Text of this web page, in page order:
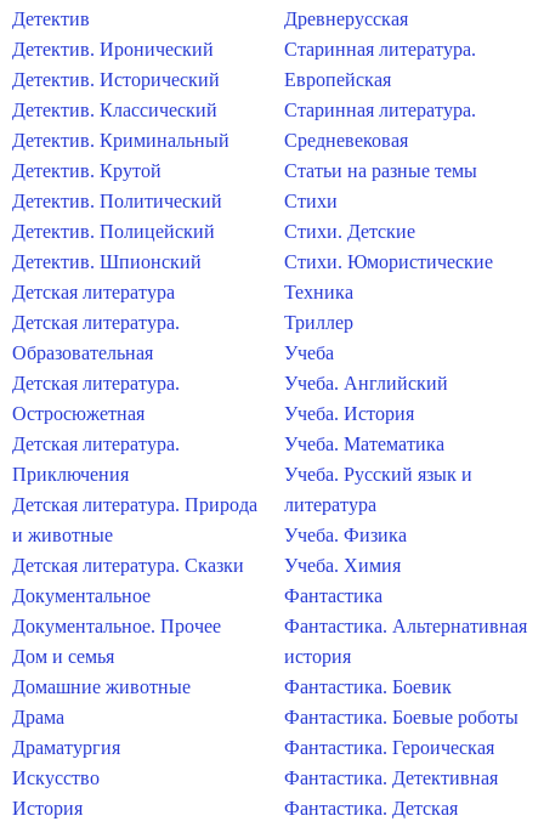
Детектив
Детектив. Иронический
Детектив. Исторический
Детектив. Классический
Детектив. Криминальный
Детектив. Крутой
Детектив. Политический
Детектив. Полицейский
Детектив. Шпионский
Детская литература
Детская литература.
Образовательная
Детская литература.
Остросюжетная
Детская литература.
Приключения
Детская литература. Природа
и животные
Детская литература. Сказки
Документальное
Документальное. Прочее
Дом и семья
Домашние животные
Драма
Драматургия
Искусство
История
Древнерусская
Старинная литература.
Европейская
Старинная литература.
Средневековая
Статьи на разные темы
Стихи
Стихи. Детские
Стихи. Юмористические
Техника
Триллер
Учеба
Учеба. Английский
Учеба. История
Учеба. Математика
Учеба. Русский язык и
литература
Учеба. Физика
Учеба. Химия
Фантастика
Фантастика. Альтернативная
история
Фантастика. Боевик
Фантастика. Боевые роботы
Фантастика. Героическая
Фантастика. Детективная
Фантастика. Детская